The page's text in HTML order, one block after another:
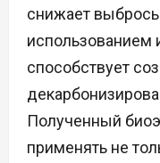
снижает
использованием
способствует
Полученный
применять не